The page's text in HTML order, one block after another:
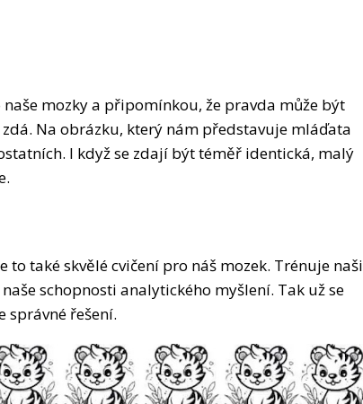
mozky a připomínkou, že pravda může být
Na obrázku, který nám představuje mláďata
I když se zdají být téměř identická, malý
také skvělé cvičení pro náš mozek. Trénuje naši
schopnosti analytického myšlení. Tak už se
správné řešení.